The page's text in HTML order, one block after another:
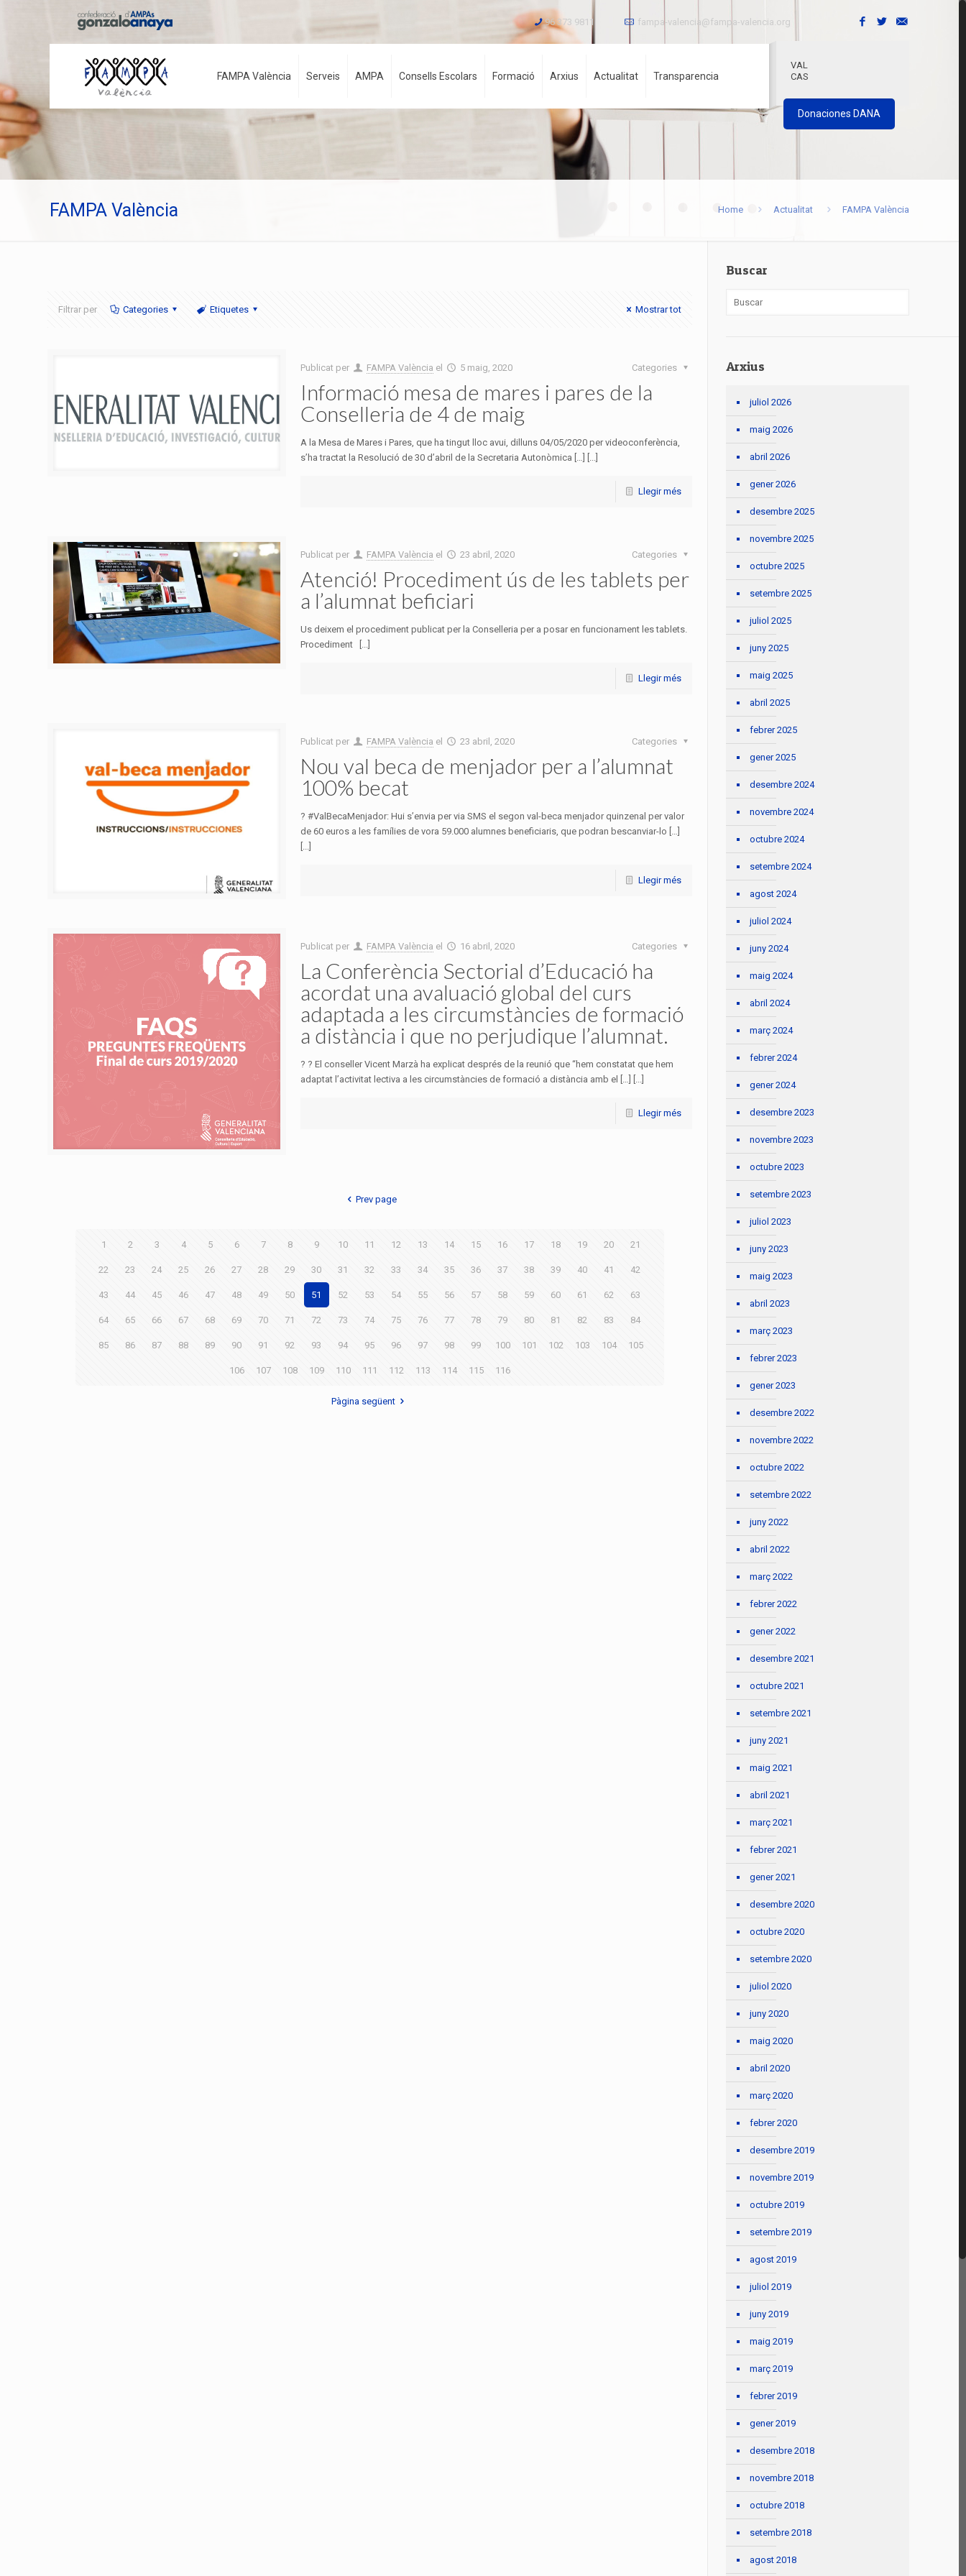
96 373 9811 fampa-valencia@fampa-valencia.org
FAMPA València Serveis AMPA Consells Escolars Formació Arxius Actualitat Transparencia
VAL
CAS
Donaciones DANA
FAMPA València Home Actualitat FAMPA València
Filtrar per Categories Etiquetes Mostrar tot
Publicat per FAMPA València el 5 maig, 2020 Categories
Informació mesa de mares i pares de la
Conselleria de 4 de maig
A la Mesa de Mares i Pares, que ha tingut lloc avui, dilluns 04/05/2020 per videoconferència,
s’ha tractat la Resolució de 30 d’abril de la Secretaria Autonòmica […] [...]
Llegir més
Publicat per FAMPA València el 23 abril, 2020 Categories
Atenció! Procediment ús de les tablets per
a l’alumnat beficiari
Us deixem el procediment publicat per la Conselleria per a posar en funcionament les tablets.
Procediment [...]
Llegir més
Publicat per FAMPA València el 23 abril, 2020 Categories
Nou val beca de menjador per a l’alumnat
100% becat
? #ValBecaMenjador: Hui s’envia per via SMS el segon val-beca menjador quinzenal per valor
de 60 euros a les famílies de vora 59.000 alumnes beneficiaris, que podran bescanviar-lo […]
[...]
Llegir més
Publicat per FAMPA València el 16 abril, 2020 Categories
La Conferència Sectorial d’Educació ha
acordat una avaluació global del curs
adaptada a les circumstàncies de formació
a distància i que no perjudique l’alumnat.
? ?️ El conseller Vicent Marzà ha explicat després de la reunió que “hem constatat que hem
adaptat l’activitat lectiva a les circumstàncies de formació a distància amb el […] [...]
Llegir més
Prev page
1 2 3 4 5 6 7 8 9 10 11 12 13 14 15 16 17 18 19 20 21
22 23 24 25 26 27 28 29 30 31 32 33 34 35 36 37 38 39 40 41 42
43 44 45 46 47 48 49 50 51 52 53 54 55 56 57 58 59 60 61 62 63
64 65 66 67 68 69 70 71 72 73 74 75 76 77 78 79 80 81 82 83 84
85 86 87 88 89 90 91 92 93 94 95 96 97 98 99 100 101 102 103 104 105
106 107 108 109 110 111 112 113 114 115 116
Pàgina següent
Buscar
Arxius
juliol 2026
maig 2026
abril 2026
gener 2026
desembre 2025
novembre 2025
octubre 2025
setembre 2025
juliol 2025
juny 2025
maig 2025
abril 2025
febrer 2025
gener 2025
desembre 2024
novembre 2024
octubre 2024
setembre 2024
agost 2024
juliol 2024
juny 2024
maig 2024
abril 2024
març 2024
febrer 2024
gener 2024
desembre 2023
novembre 2023
octubre 2023
setembre 2023
juliol 2023
juny 2023
maig 2023
abril 2023
març 2023
febrer 2023
gener 2023
desembre 2022
novembre 2022
octubre 2022
setembre 2022
juny 2022
abril 2022
març 2022
febrer 2022
gener 2022
desembre 2021
octubre 2021
setembre 2021
juny 2021
maig 2021
abril 2021
març 2021
febrer 2021
gener 2021
desembre 2020
octubre 2020
setembre 2020
juliol 2020
juny 2020
maig 2020
abril 2020
març 2020
febrer 2020
desembre 2019
novembre 2019
octubre 2019
setembre 2019
agost 2019
juliol 2019
juny 2019
maig 2019
març 2019
febrer 2019
gener 2019
desembre 2018
novembre 2018
octubre 2018
setembre 2018
agost 2018